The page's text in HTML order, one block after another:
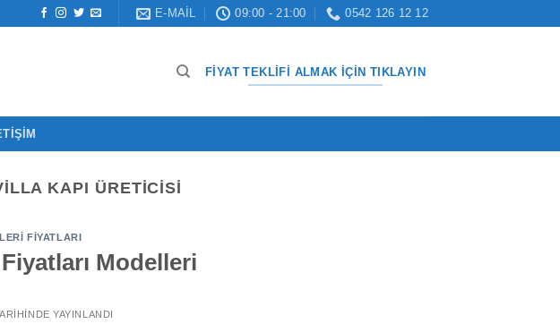
E-MAIL 09:00 - 21:00 0542 126 12 12
FIYAT TEKLIFI ALMAK İÇIN TIKLAYIN
KAPI ÜRETICISI
FIYATLARI
Modelleri
YAYINLANDI